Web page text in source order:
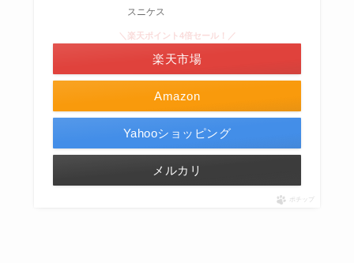
スニケス
Amazon
＼楽天ポイント4倍セール！／
楽天市場
Yahooショッピング
メルカリ
ポチップ